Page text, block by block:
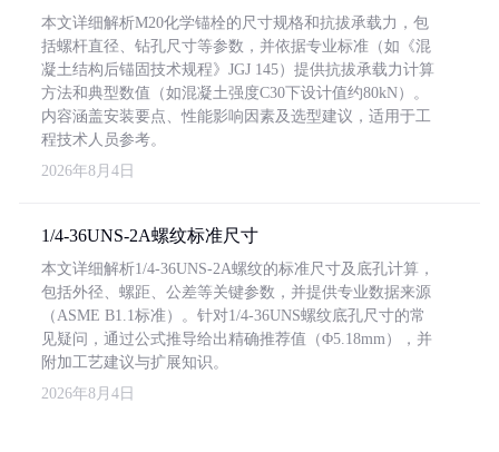
本文详细解析M20化学锚栓的尺寸规格和抗拔承载力，包
括螺杆直径、钻孔尺寸等参数，并依据专业标准（如《混
凝土结构后锚固技术规程》JGJ 145）提供抗拔承载力计算
方法和典型数值（如混凝土强度C30下设计值约80kN）。
内容涵盖安装要点、性能影响因素及选型建议，适用于工
程技术人员参考。
2026年8月4日
1/4-36UNS-2A螺纹标准尺寸
本文详细解析1/4-36UNS-2A螺纹的标准尺寸及底孔计算，
包括外径、螺距、公差等关键参数，并提供专业数据来源
（ASME B1.1标准）。针对1/4-36UNS螺纹底孔尺寸的常
见疑问，通过公式推导给出精确推荐值（Φ5.18mm），并
附加工艺建议与扩展知识。
2026年8月4日